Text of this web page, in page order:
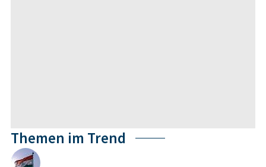
Themen im Trend